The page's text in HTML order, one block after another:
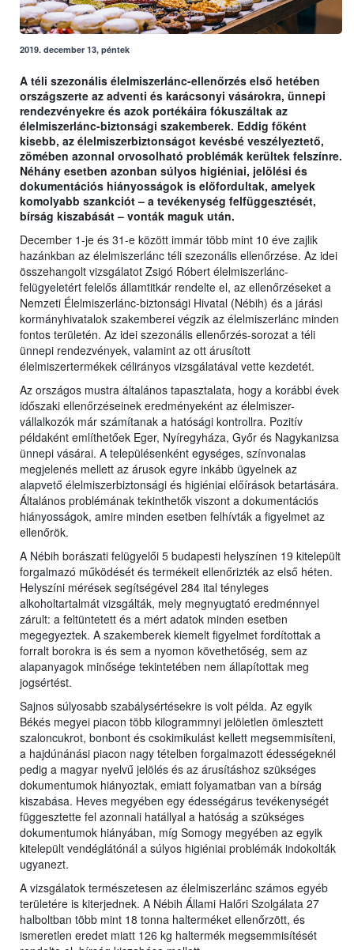
2019. december 13, péntek
A téli szezonális élelmiszerlánc-ellenőrzés első hetében
országszerte az adventi és karácsonyi vásárokra, ünnepi
rendezvényekre és azok portékáira fókuszáltak az
élelmiszerlánc-biztonsági szakemberek. Eddig főként
kisebb, az élelmiszerbiztonságot kevésbé veszélyeztető,
zömében azonnal orvosolható problémák kerültek felszínre.
Néhány esetben azonban súlyos higiéniai, jelölési és
dokumentációs hiányosságok is előfordultak, amelyek
komolyabb szankciót – a tevékenység felfüggesztését,
bírság kiszabását – vonták maguk után.
December 1-je és 31-e között immár több mint 10 éve zajlik
hazánkban az élelmiszerlánc téli szezonális ellenőrzése. Az idei
összehangolt vizsgálatot Zsigó Róbert élelmiszerlánc-
felügyeletért felelős államtitkár rendelte el, az ellenőrzéseket a
Nemzeti Élelmiszerlánc-biztonsági Hivatal (Nébih) és a járási
kormányhivatalok szakemberei végzik az élelmiszerlánc minden
fontos területén. Az idei szezonális ellenőrzés-sorozat a téli
ünnepi rendezvények, valamint az ott árusított
élelmiszertermékek célirányos vizsgálatával vette kezdetét.
Az országos mustra általános tapasztalata, hogy a korábbi évek
időszaki ellenőrzéseinek eredményeként az élelmiszer-
vállalkozók már számítanak a hatósági kontrollra. Pozitív
példaként említhetőek Eger, Nyíregyháza, Győr és Nagykanizsa
ünnepi vásárai. A településenként egységes, színvonalas
megjelenés mellett az árusok egyre inkább ügyelnek az
alapvető élelmiszerbiztonsági és higiéniai előírások betartására.
Általános problémának tekinthetők viszont a dokumentációs
hiányosságok, amire minden esetben felhívták a figyelmet az
ellenőrök.
A Nébih borászati felügyelői 5 budapesti helyszínen 19 kitelepült
forgalmazó működését és termékeit ellenőrizték az első héten.
Helyszíni mérések segítségével 284 ital tényleges
alkoholtartalmát vizsgálták, mely megnyugtató eredménnyel
zárult: a feltüntetett és a mért adatok minden esetben
megegyeztek. A szakemberek kiemelt figyelmet fordítottak a
forralt borokra is és sem a nyomon követhetőség, sem az
alapanyagok minősége tekintetében nem állapítottak meg
jogsértést.
Sajnos súlyosabb szabálysértésekre is volt példa. Az egyik
Békés megyei piacon több kilogrammnyi jelöletlen ömlesztett
szaloncukrot, bonbont és csokimikulást kellett megsemmisíteni,
a hajdúnánási piacon nagy tételben forgalmazott édességeknél
pedig a magyar nyelvű jelölés és az árusításhoz szükséges
dokumentumok hiányoztak, emiatt folyamatban van a bírság
kiszabása. Heves megyében egy édességárus tevékenységét
függesztette fel azonnali hatállyal a hatóság a szükséges
dokumentumok hiányában, míg Somogy megyében az egyik
kitelepült vendéglátónál a súlyos higiéniai problémák indokolták
ugyanezt.
A vizsgálatok természetesen az élelmiszerlánc számos egyéb
területére is kiterjednek. A Nébih Állami Halőri Szolgálata 27
halboltban több mint 18 tonna halterméket ellenőrzött, és
ismeretlen eredet miatt 126 kg haltermék megsemmisítését